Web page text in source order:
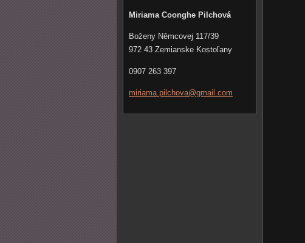
Miriama Coonghe Pilchová
Boženy Němcovej 117/39
972 43 Zemianske Kostoľany
0907 263 397
miriama. pilchova@gmail.com